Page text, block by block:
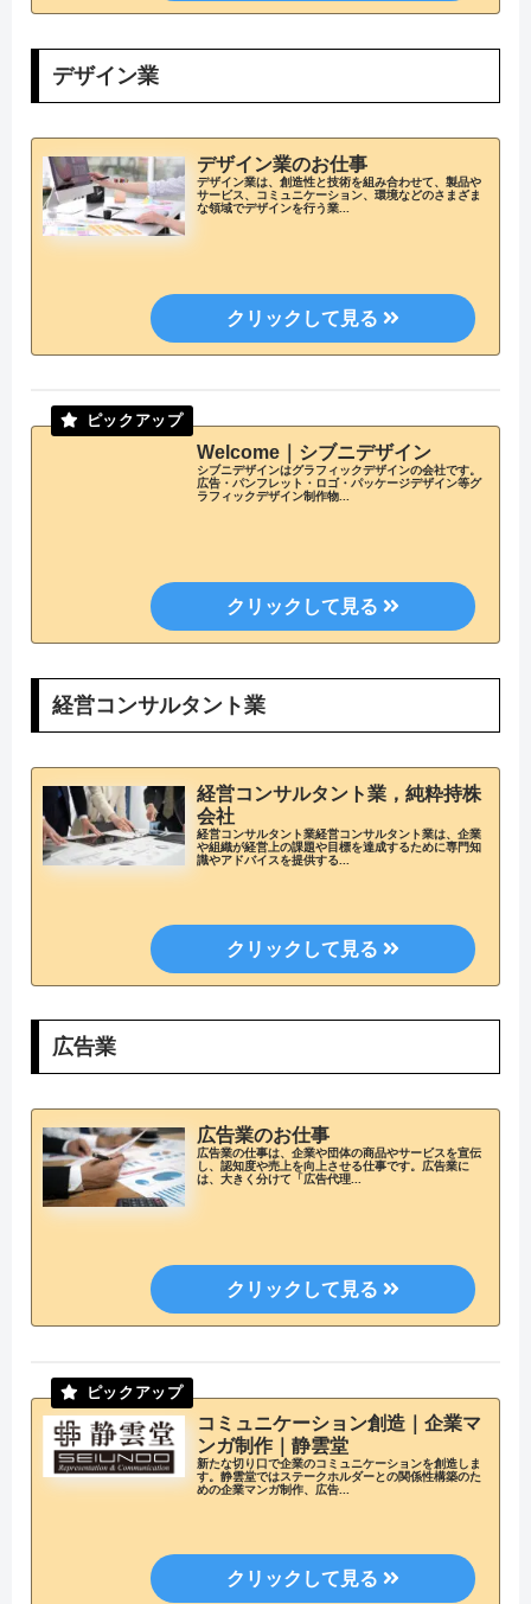
デザイン業
デザイン業のお仕事
デザイン業は、創造性と技術を組み合わせて、製品や
サービス、コミュニケーション、環境などのさまざま
な領域でデザインを行う業...
Welcome｜シブニデザイン
シブニデザインはグラフィックデザインの会社です。
広告・パンフレット・ロゴ・パッケージデザイン等グ
ラフィックデザイン制作物...
経営コンサルタント業
経営コンサルタント業，純粋持株
会社
経営コンサルタント業経営コンサルタント業は、企業
や組織が経営上の課題や目標を達成するために専門知
識やアドバイスを提供する...
広告業
広告業のお仕事
広告業の仕事は、企業や団体の商品やサービスを宣伝
し、認知度や売上を向上させる仕事です。広告業に
は、大きく分けて「広告代理...
コミュニケーション創造｜企業マ
ンガ制作｜静雲堂
新たな切り口で企業のコミュニケーションを創造しま
す。静雲堂ではステークホルダーとの関係性構築のた
めの企業マンガ制作、広告...